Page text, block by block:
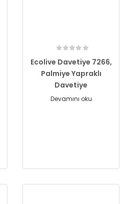
Ecolive Davetiye 7266,
Palmiye Yapraklı
Davetiye
Devamını oku